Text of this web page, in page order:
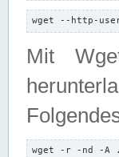
wget --http-
Mit
wget -r -nd -A